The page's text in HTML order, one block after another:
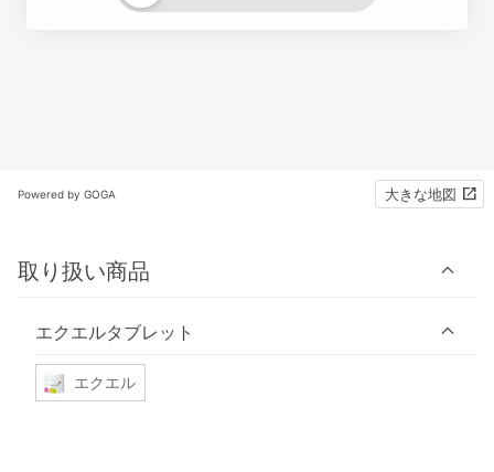
Powered by GOGA 大きな地図
取り扱い商品
エクエルタブレット
エクエル